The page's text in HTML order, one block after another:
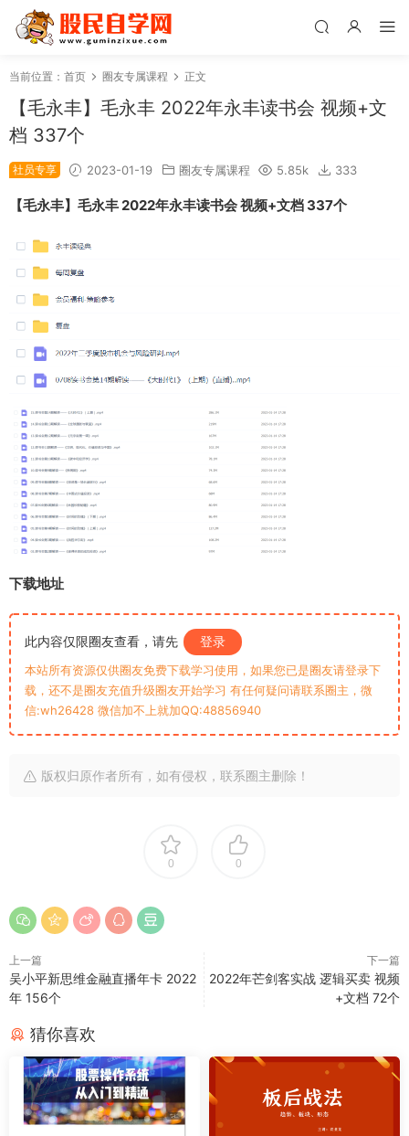
当前位置： 首页 圈友专属课程 正文
【毛永丰】毛永丰 2022年永丰读书会 视频+文
档 337个
社员专享 2023-01-19 圈友专属课程 5.85k 333
【毛永丰】毛永丰 2022年永丰读书会 视频+文档 337个
下载地址
此内容仅限圈友查看，请先 登录
本站所有资源仅供圈友免费下载学习使用，如果您已是圈友请登录下
载，还不是圈友充值升级圈友开始学习 有任何疑问请联系圈主，微
信:wh26428 微信加不上就加QQ:48856940
版权归原作者所有，如有侵权，联系圈主删除！
0 0
上一篇
吴小平新思维金融直播年卡 2022
年 156个
下一篇
2022年芒剑客实战 逻辑买卖 视频
+文档 72个
猜你喜欢